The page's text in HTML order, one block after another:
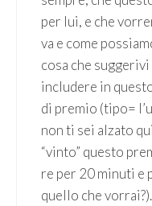
per lui, e che
va e come
cosa che
includere in
di premio (tipo=
non ti sei alzato
“vinto” questo
re per 20 minuti e
quello che